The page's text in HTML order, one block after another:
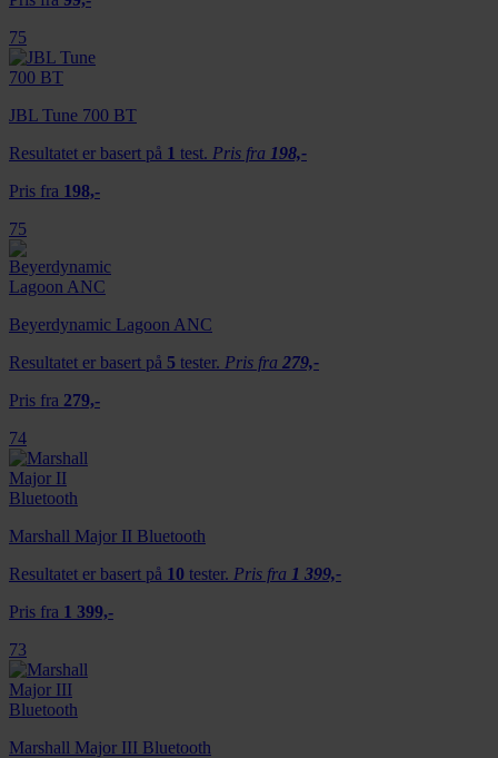
tjenestene deres.
75
JBL Tune 700 BT
Resultatet er basert på 1 test. Pris fra 198,-
Pris fra 198,-
75
Beyerdynamic Lagoon ANC
Resultatet er basert på 5 tester. Pris fra 279,-
Pris fra 279,-
74
Marshall Major II Bluetooth
Resultatet er basert på 10 tester. Pris fra 1 399,-
Pris fra 1 399,-
73
Marshall Major III Bluetooth